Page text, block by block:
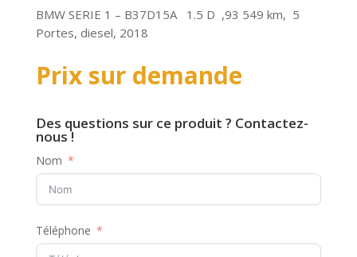
BMW SERIE 1 – B37D15A 1.5 D ,93 549 km, 5
Portes, diesel, 2018
Prix sur demande
Des questions sur ce produit ? Contactez-
nous !
Nom
Téléphone